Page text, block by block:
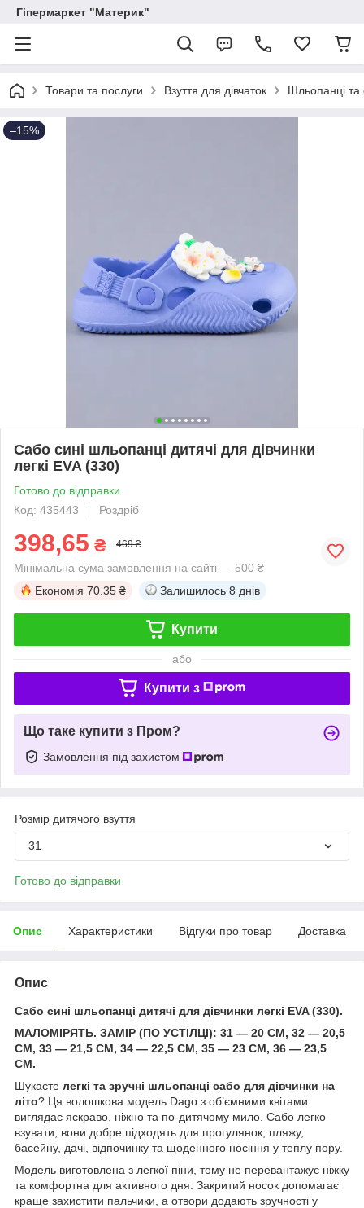
Гіпермаркет "Материк"
Товари та послуги Взуття для дівчаток Шльопанці та
–15%
Сабо сині шльопанці дитячі для дівчинки
легкі EVA (330)
Готово до відправки
Код: 435443
Роздріб
398,65 ₴ 469 ₴
Мінімальна сума замовлення на сайті — 500 ₴
Економія 70.35 ₴ Залишилось 8 днів
Купити
або
Купити з
Що таке купити з Пром?
Замовлення під захистом
Розмір дитячого взуття
31
Готово до відправки
Опис Характеристики Відгуки про товар Доставка
Опис
Сабо сині шльопанці дитячі для дівчинки легкі EVA (330).
МАЛОМІРЯТЬ. ЗАМІР (ПО УСТІЛЦІ): 31 — 20 СМ, 32 — 20,5
СМ, 33 — 21,5 СМ, 34 — 22,5 СМ, 35 — 23 СМ, 36 — 23,5
СМ.
Шукаєте легкі та зручні шльопанці сабо для дівчинки на
літо? Ця волошкова модель Dago з об’ємними квітами
виглядає яскраво, ніжно та по-дитячому мило. Сабо легко
взувати, вони добре підходять для прогулянок, пляжу,
басейну, дачі, відпочинку та щоденного носіння у теплу пору.
Модель виготовлена з легкої піни, тому не перевантажує ніжку
та комфортна для активного дня. Закритий носок допомагає
краще захистити пальчики, а отвори додають зручності у